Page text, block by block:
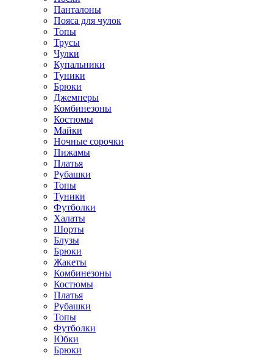
Панталоны
Поясa для чулок
Топы
Трусы
Чулки
Купальники
Туники
Брюки
Джемперы
Комбинезоны
Костюмы
Майки
Ночные сорочки
Пижамы
Платья
Рубашки
Топы
Туники
Футболки
Халаты
Шорты
Блузы
Брюки
Жакеты
Комбинезоны
Костюмы
Платья
Рубашки
Топы
Футболки
Юбки
Брюки